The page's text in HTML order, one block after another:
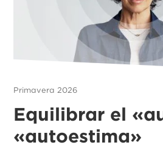
Primavera 2026
Equilibrar el
«autoestima»